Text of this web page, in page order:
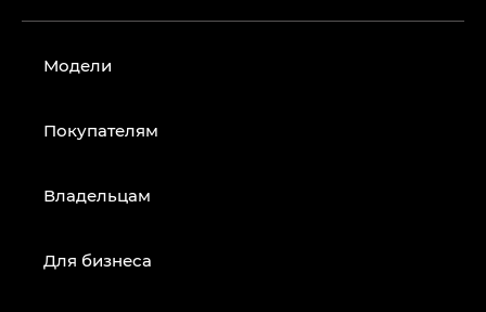
Модели
Покупателям
Владельцам
Для бизнеса